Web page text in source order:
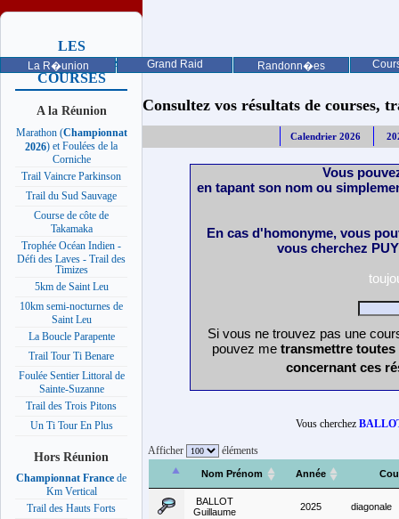
La R�union Grand Raid Randonn�es
LES
PROCHAINES
COURSES
A la Réunion
Marathon (Championnat
2026) et Foulées de la
Corniche
Trail Vaincre Parkinson
Trail du Sud Sauvage
Course de côte de
Takamaka
Trophée Océan Indien -
Défi des Laves - Trail des
Timizes
5km de Saint Leu
10km semi-nocturnes de
Saint Leu
La Boucle Parapente
Trail Tour Ti Benare
Foulée Sentier Littoral de
Sainte-Suzanne
Trail des Trois Pitons
Un Ti Tour En Plus
Hors Réunion
Championnat France de
Km Vertical
Trail des Hauts Forts
Consultez vos résultats de courses,
Calendrier 2026
Vous
en tapant son nom ou
En cas d'homonyme, vous
vous cherchez
Si vous ne trouvez pas une
pouvez me transmettre
concernant ces
Vous cherchez
Afficher éléments
Nom Prénom Année
BALLOT
Guillaume
2025 diagonale